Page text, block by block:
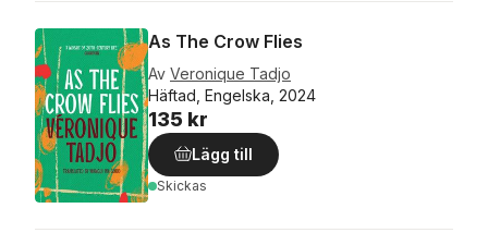
As The Crow Flies
Av Veronique Tadjo
Häftad, Engelska, 2024
135 kr
Lägg till
Skickas